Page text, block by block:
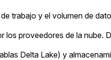
trabajo y el volumen de
los proveedores de la nube.
Delta Lake) y